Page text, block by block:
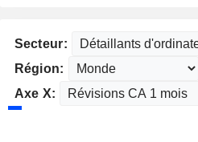
Secteur:
Région:
Axe X: